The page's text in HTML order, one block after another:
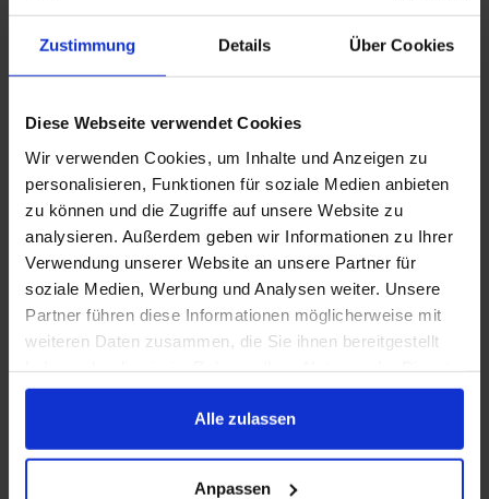
Zustimmung Details Über Cookies
Diese Webseite verwendet Cookies
Wir verwenden Cookies, um Inhalte und Anzeigen zu
personalisieren, Funktionen für soziale Medien anbieten
zu können und die Zugriffe auf unsere Website zu
analysieren. Außerdem geben wir Informationen zu Ihrer
Verwendung unserer Website an unsere Partner für
soziale Medien, Werbung und Analysen weiter. Unsere
Partner führen diese Informationen möglicherweise mit
weiteren Daten zusammen, die Sie ihnen bereitgestellt
gesammelt haben.
Alle zulassen
Anpassen
20. April 2023
Das Leben ist ein Tanz.
Leben
ist
ein
Tanz.
Nature Portraits